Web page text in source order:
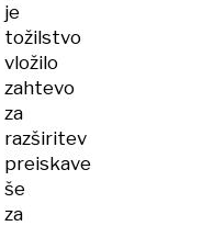
je
tožilstvo
vložilo
zahtevo
za
razširitev
preiskave
še
za